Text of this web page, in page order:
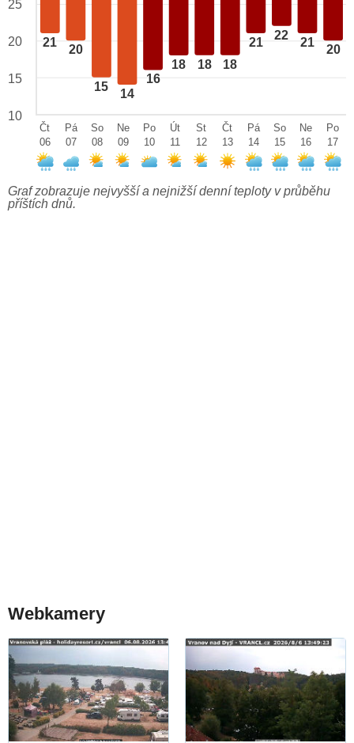
21
20
15
14
16
18 18 18
21
22
21
20
25
20
15
10
Čt
06
Pá
07
So
08
Ne
09
Po
10
Út
11
St
12
Čt
13
Pá
14
So
15
Ne
16
Po
17
Graf zobrazuje nejvyšší a nejnižší denní teploty v průběhu
příštích dnů.
Webkamery